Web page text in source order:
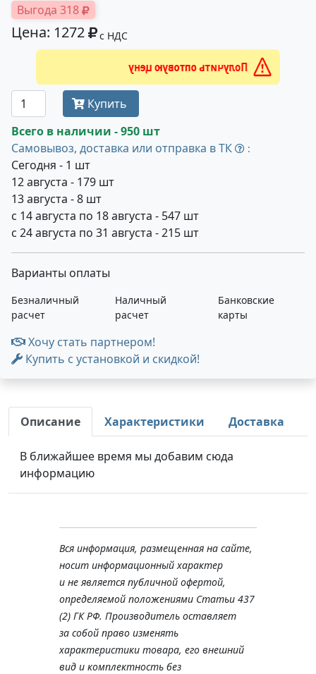
Выгода 318
Цена: 1272 с НДС
Получить оптовую цену
Купить
Всего в наличии - 950 шт
Самовывоз, доставка или отправка в ТК
:
Сегодня - 1 шт
12 августа - 179 шт
13 августа - 8 шт
с 14 августа по 18 августа - 547 шт
с 24 августа по 31 августа - 215 шт
Варианты оплаты
Безналичный
расчет
Наличный
расчет
Банковские
карты
Хочу стать партнером!
Купить с установкой и скидкой!
Описание Характеристики Доставка
В ближайшее время мы добавим сюда
информацию
Вся информация, размещенная на сайте,
носит информационный характер
и не является публичной офертой,
определяемой положениями Статьи 437
(2) ГК РФ. Производитель оставляет
за собой право изменять
характеристики товара, его внешний
вид и комплектность без